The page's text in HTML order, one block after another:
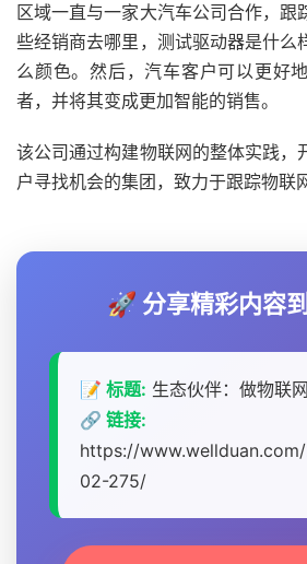
区域一直与一家大汽车公司合作，跟
些经销商去哪里，测试驱动器是什么
么颜色。然后，汽车客户可以更好
者，并将其变成更加智能的销售。
该公司通过构建物联网的整体实践，
户寻找机会的集团，致力于跟踪物联
🚀 分享精彩内容
📝 标题: 生态伙伴：做物联
🔗 链接:
https://
02-275/